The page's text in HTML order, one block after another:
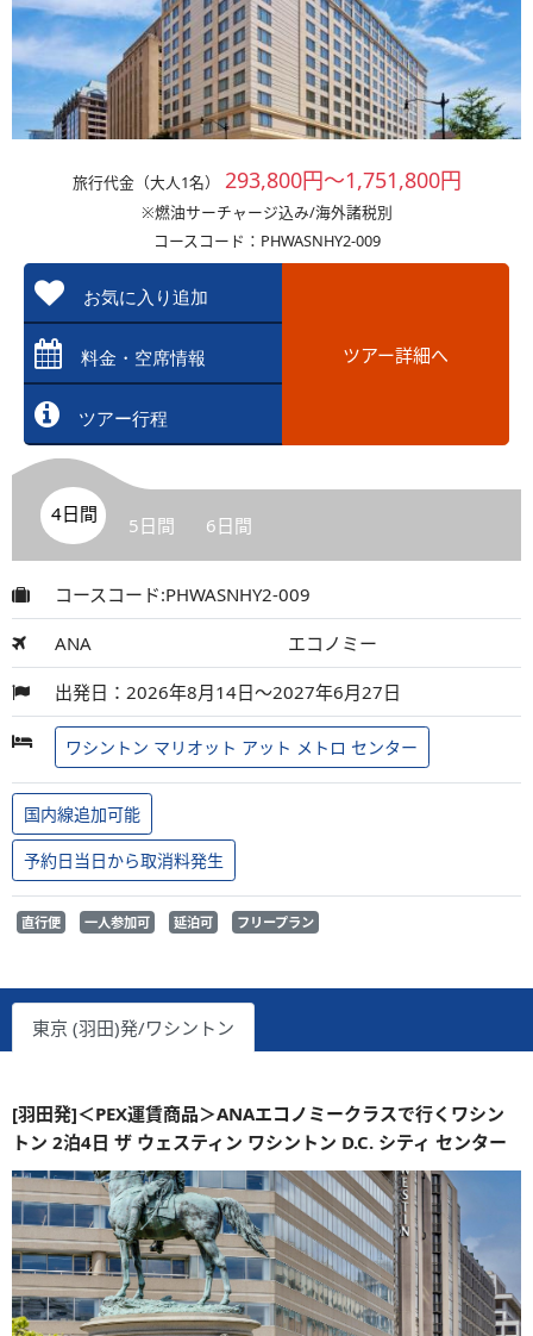
旅行代金（大人1名） 293,800円～1,751,800円
※燃油サーチャージ込み/海外諸税別
コースコード：PHWASNHY2-009
お気に入り追加
料金・空席情報
ツアー行程
ツアー詳細へ
4日間 5日間 6日間
コースコード:PHWASNHY2-009
ANA エコノミー
出発日：2026年8月14日～2027年6月27日
ワシントン マリオット アット メトロ センター
国内線追加可能
予約日当日から取消料発生
直行便 一人参加可 延泊可 フリープラン
東京 (羽田)発/ワシントン
[羽田発]＜PEX運賃商品＞ANAエコノミークラスで行くワシン
トン 2泊4日 ザ ウェスティン ワシントン D.C. シティ センター